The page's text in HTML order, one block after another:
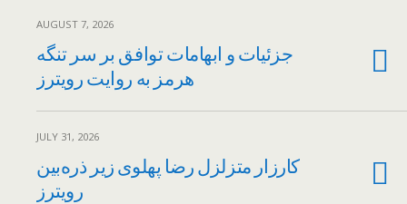
AUGUST 7, 2026
جزئیات و ابهامات توافق بر سر تنگه
هرمز به روایت رویترز
JULY 31, 2026
کارزار متزلزل رضا پهلوی زیر ذره‌بین
رویترز